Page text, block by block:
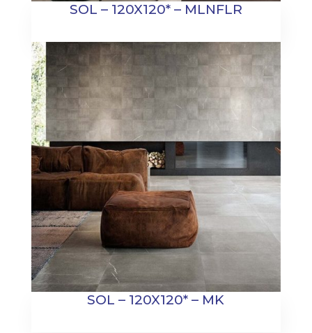
SOL – 120X120* – MLNFLR
SOL – 120X120* – MK